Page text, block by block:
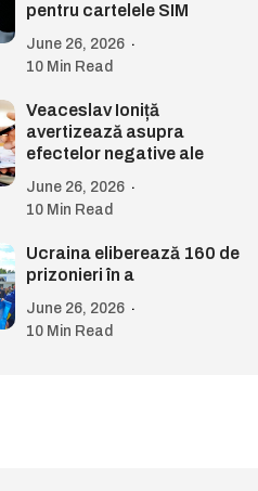
pentru cartelele SIM
June 26, 2026
10 Min Read
Veaceslav Ioniță
avertizează asupra
efectelor negative ale
June 26, 2026
10 Min Read
Ucraina eliberează 160 de
prizonieri în a
June 26, 2026
10 Min Read